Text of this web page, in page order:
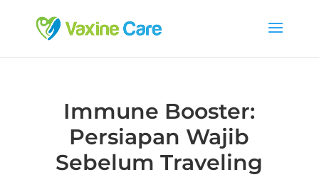
Immune Booster:
Persiapan Wajib
Sebelum Traveling